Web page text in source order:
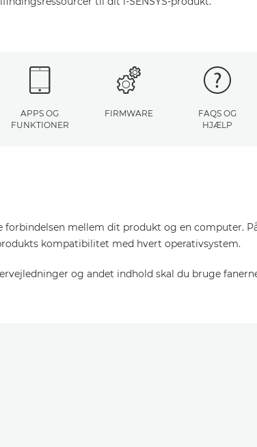
APPS OG
FUNKTIONER
FIRMWARE
FAQS OG
HJÆLP
mellem dit produkt og en computer.
kompatibilitet med hvert operativsystem.
og andet indhold skal du bruge